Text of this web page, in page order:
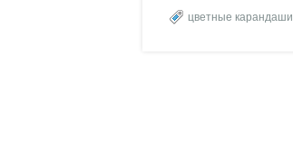
цветные карандаши